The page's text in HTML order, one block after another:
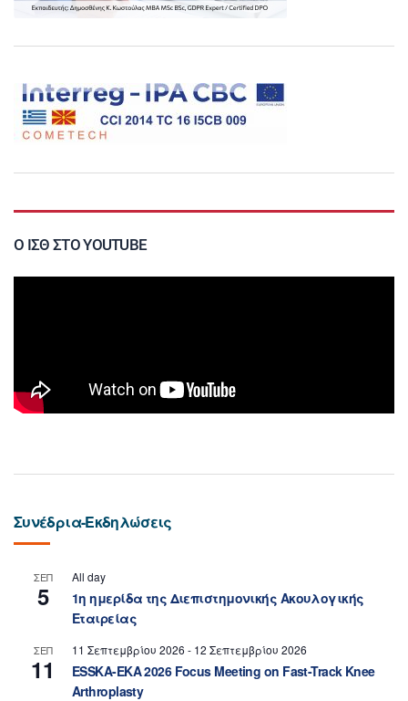
Ο ΙΣΘ ΣΤΟ YOUTUBE
Συνέδρια-Εκδηλώσεις
ΣΕΠ
5
All day
1η ημερίδα της Διεπιστημονικής Ακουλογικής
Εταιρείας
ΣΕΠ
11
11 Σεπτεμβρίου 2026 - 12 Σεπτεμβρίου 2026
ESSKA-EKA 2026 Focus Meeting on Fast-Track Knee
Arthroplasty